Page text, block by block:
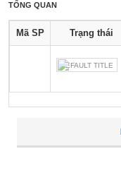
TỔNG QUAN
Mã SP Trạng thái
DEFAULT TITLE